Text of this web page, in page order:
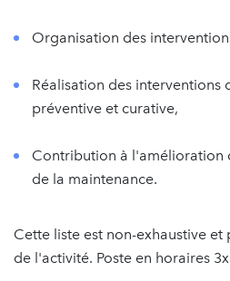
Organisation des
Réalisation des interventions
préventive et curative,
Contribution à l'amélioration
de la maintenance.
Cette liste est non-exhaustive
de l'activité. Poste en horaires